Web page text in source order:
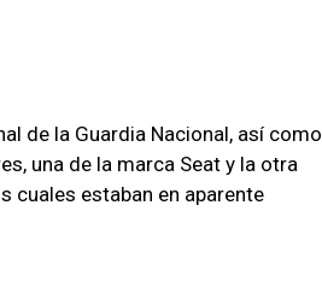
de la Guardia Nacional, así como
una de la marca Seat y la otra
cuales estaban en aparente